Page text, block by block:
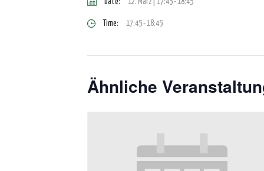
Date: 12. März | 17:45-18:45
Time: 17:45 - 18:45
Ähnliche